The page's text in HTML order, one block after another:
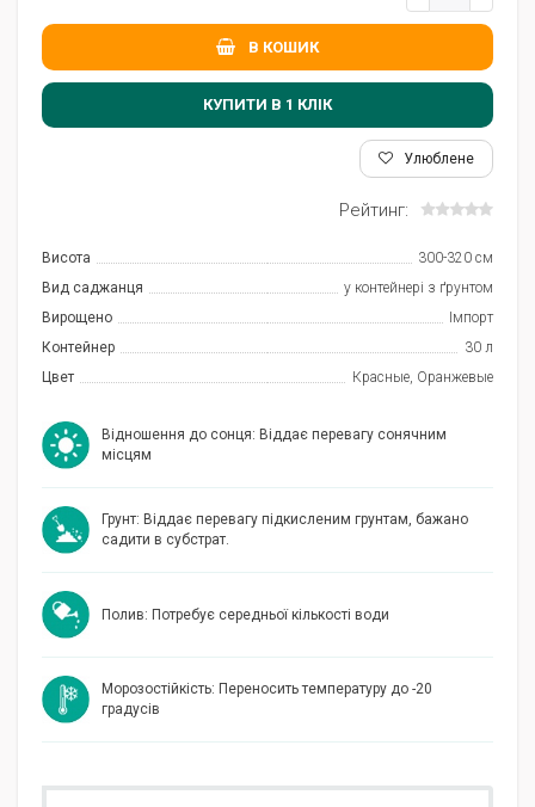
В КОШИК
КУПИТИ В 1 КЛIК
Улюблене
Рейтинг:
Висота
300-320 см
Вид саджанця
у контейнері з ґрунтом
Вирощено
Імпорт
Контейнер
30 л
Цвет
Красные, Оранжевые
Відношення до сонця: Віддає перевагу сонячним
місцям
Грунт: Віддає перевагу підкисленим грунтам, бажано
садити в субстрат.
Полив: Потребує середньої кількості води
Морозостійкість: Переносить температуру до -20
градусів